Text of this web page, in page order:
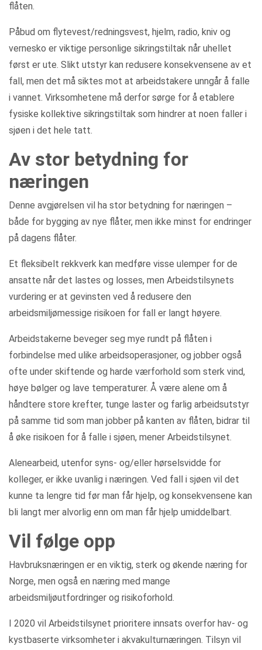
flåten.
Påbud om flytevest/redningsvest, hjelm, radio, kniv og
vernesko er viktige personlige sikringstiltak når uhellet
først er ute. Slikt utstyr kan redusere konsekvensene av et
fall, men det må siktes mot at arbeidstakere unngår å falle
i vannet. Virksomhetene må derfor sørge for å etablere
fysiske kollektive sikringstiltak som hindrer at noen faller i
sjøen i det hele tatt.
Av stor betydning for
næringen
Denne avgjørelsen vil ha stor betydning for næringen –
både for bygging av nye flåter, men ikke minst for endringer
på dagens flåter.
Et fleksibelt rekkverk kan medføre visse ulemper for de
ansatte når det lastes og losses, men Arbeidstilsynets
vurdering er at gevinsten ved å redusere den
arbeidsmiljømessige risikoen for fall er langt høyere.
Arbeidstakerne beveger seg mye rundt på flåten i
forbindelse med ulike arbeidsoperasjoner, og jobber også
ofte under skiftende og harde værforhold som sterk vind,
høye bølger og lave temperaturer. Å være alene om å
håndtere store krefter, tunge laster og farlig arbeidsutstyr
på samme tid som man jobber på kanten av flåten, bidrar til
å øke risikoen for å falle i sjøen, mener Arbeidstilsynet.
Alenearbeid, utenfor syns- og/eller hørselsvidde for
kolleger, er ikke uvanlig i næringen. Ved fall i sjøen vil det
kunne ta lengre tid før man får hjelp, og konsekvensene kan
bli langt mer alvorlig enn om man får hjelp umiddelbart.
Vil følge opp
Havbruksnæringen er en viktig, sterk og økende næring for
Norge, men også en næring med mange
arbeidsmiljøutfordringer og risikoforhold.
I 2020 vil Arbeidstilsynet prioritere innsats overfor hav- og
kystbaserte virksomheter i akvakulturnæringen. Tilsyn vil